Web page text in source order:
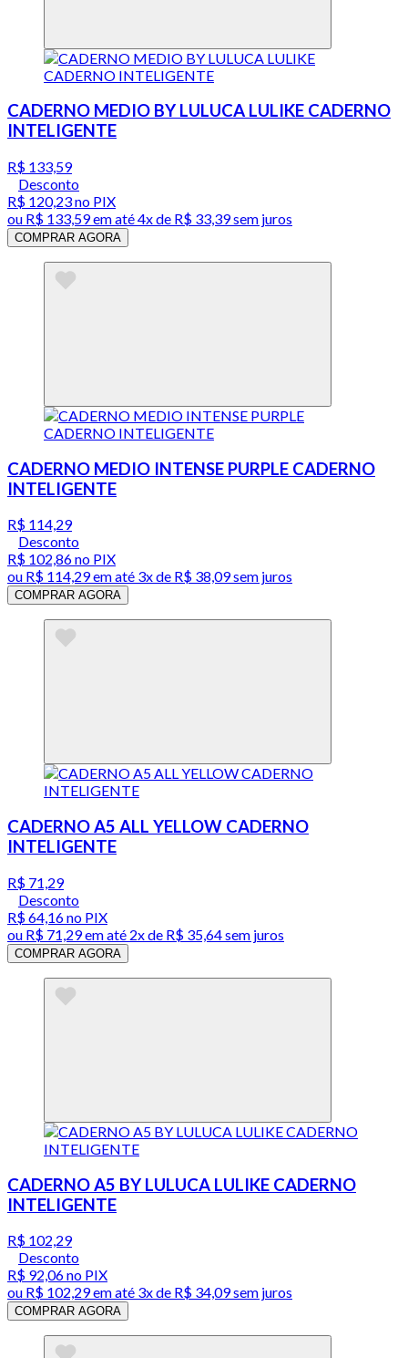
CADERNO MEDIO BY LULUCA LULIKE CADERNO
INTELIGENTE
R$ 133,59
Desconto
R$ 120,23no PIX
ou R$ 133,59em até4x de R$ 33,39 sem juros
COMPRAR AGORA
CADERNO MEDIO INTENSE PURPLE CADERNO
INTELIGENTE
R$ 114,29
Desconto
R$ 102,86no PIX
ou R$ 114,29em até 3x de R$ 38,09 sem juros
COMPRAR AGORA
CADERNO A5 ALL YELLOW CADERNO
INTELIGENTE
R$ 71,29
Desconto
R$ 64,16no PIX
ou R$ 71,29em até 2x de R$ 35,64 sem juros
COMPRAR AGORA
CADERNO A5 BY LULUCA LULIKE CADERNO
INTELIGENTE
R$ 102,29
Desconto
R$ 92,06no PIX
ou R$ 102,29em até 3x de R$ 34,09 sem juros
COMPRAR AGORA